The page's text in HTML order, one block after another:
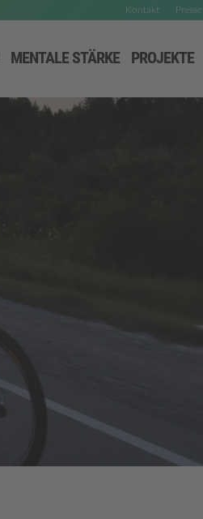
Kontakt Presse
MENTALE STÄRKE PROJEKTE